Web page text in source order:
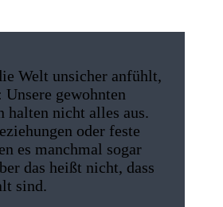
Welt unsicher anfühlt,
gewohnten
halten nicht alles aus.
oder feste
es manchmal sogar
das heißt nicht, dass
sind.